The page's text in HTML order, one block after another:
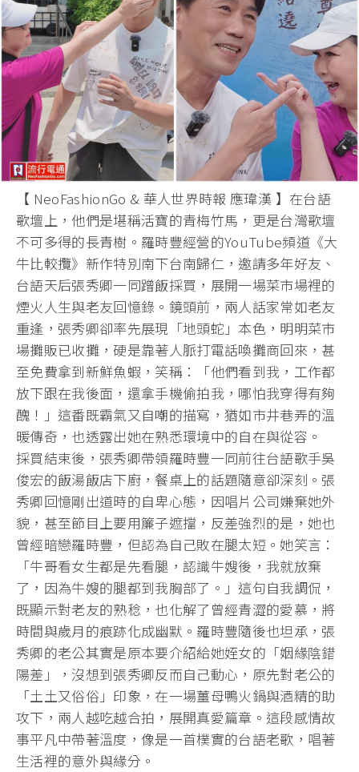
【 NeoFashionGo & 華人世界時報 應瑋漢 】在台語
歌壇上，他們是堪稱活寶的青梅竹馬，更是台灣歌壇
不可多得的長青樹。羅時豐經營的YouTube頻道《大
牛比較攬》新作特別南下台南歸仁，邀請多年好友、
台語天后張秀卿一同蹭飯採買，展開一場菜市場裡的
煙火人生與老友回憶錄。鏡頭前，兩人話家常如老友
重逢，張秀卿卻率先展現「地頭蛇」本色，明明菜市
場攤販已收攤，硬是靠著人脈打電話喚攤商回來，甚
至免費拿到新鮮魚蝦，笑稱：「他們看到我，工作都
放下跟在我後面，還拿手機偷拍我，哪怕我穿得有夠
醜！」這番既霸氣又自嘲的描寫，猶如市井巷弄的溫
暖傳奇，也透露出她在熟悉環境中的自在與從容。
採買結束後，張秀卿帶領羅時豐一同前往台語歌手吳
俊宏的飯湯飯店下廚，餐桌上的話題隨意卻深刻。張
秀卿回憶剛出道時的自卑心態，因唱片公司嫌棄她外
貌，甚至節目上要用簾子遮擋，反差強烈的是，她也
曾經暗戀羅時豐，但認為自己敗在腿太短。她笑言：
「牛哥看女生都是先看腿，認識牛嫂後，我就放棄
了，因為牛嫂的腿都到我胸部了。」這句自我調侃，
既顯示對老友的熟稔，也化解了曾經青澀的愛慕，將
時間與歲月的痕跡化成幽默。羅時豐隨後也坦承，張
秀卿的老公其實是原本要介紹給她姪女的「姻緣陰錯
陽差」，沒想到張秀卿反而自己動心，原先對老公的
「土土又俗俗」印象，在一場薑母鴨火鍋與酒精的助
攻下，兩人越吃越合拍，展開真愛篇章。這段感情故
事平凡中帶著溫度，像是一首樸實的台語老歌，唱著
生活裡的意外與緣分。